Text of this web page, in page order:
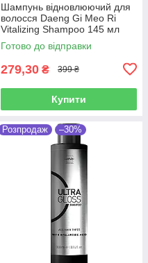
Шампунь відновлюючий для
волосся Daeng Gi Meo Ri
Vitalizing Shampoo 145 мл
Готово до відправки
279,30 ₴ 399 ₴
Купити
Розпродаж –30%